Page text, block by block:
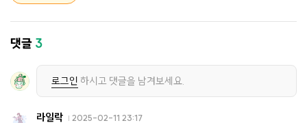
댓글 3
로그인 하시고 댓글을 남겨보세요.
라일락 2025-02-11 23:17